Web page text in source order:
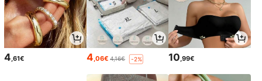
4,61€ 4,06€ 4,16€ -2% 10,99€